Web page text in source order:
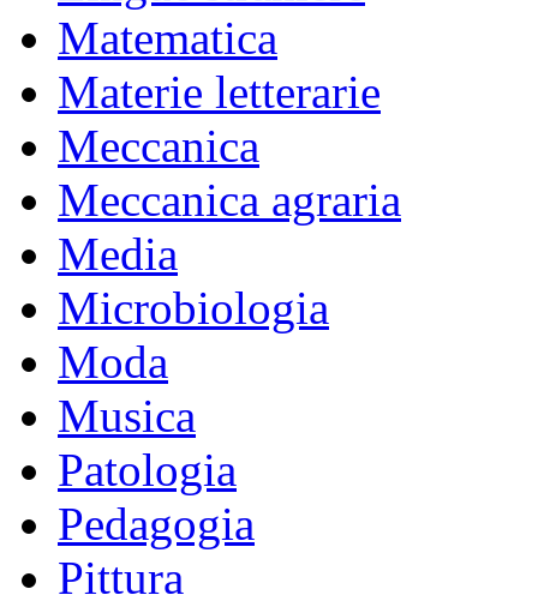
Matematica
Materie letterarie
Meccanica
Meccanica agraria
Media
Microbiologia
Moda
Musica
Patologia
Pedagogia
Pittura